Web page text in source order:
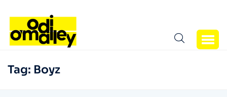
Tag: Boyz